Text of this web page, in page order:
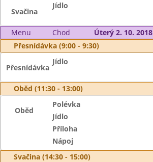
Svačina
Jídlo
Menu Chod
Úterý 2. 10. 2018
Přesnídávka (9:00 - 9:30)
Přesnídávka
Jídlo
Oběd (11:30 - 13:00)
Oběd
Polévka
Jídlo
Příloha
Nápoj
Svačina (14:30 - 15:00)